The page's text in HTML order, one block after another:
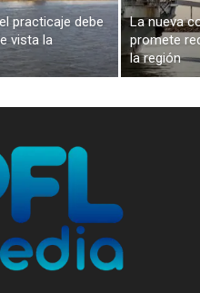
practicaje debe
vista la
La nueva
promete
la región